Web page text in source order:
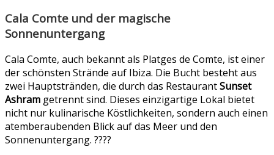
Cala Comte und der magische
Sonnenuntergang
Cala Comte, auch bekannt als Platges de Comte, ist einer
der schönsten Strände auf Ibiza. Die Bucht besteht aus
zwei Hauptstränden, die durch das RestaurantSunset
Ashram getrennt sind. Dieses einzigartige Lokal bietet
nicht nur kulinarische Köstlichkeiten, sondern auch einen
atemberaubenden Blick auf das Meer und den
Sonnenuntergang. ????